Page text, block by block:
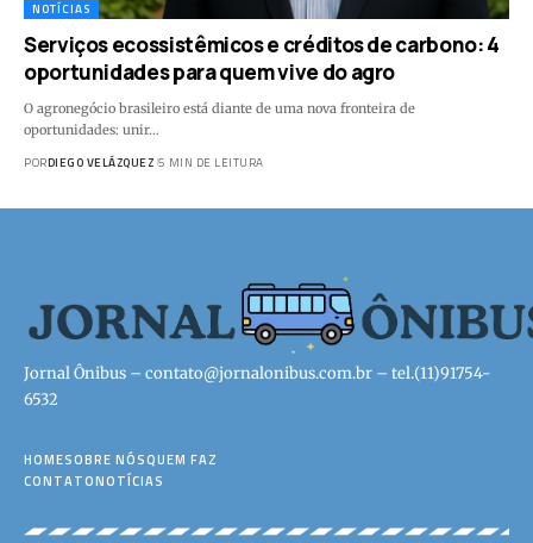
NOTÍCIAS
Serviços ecossistêmicos e créditos de carbono: 4
oportunidades para quem vive do agro
O agronegócio brasileiro está diante de uma nova fronteira de
oportunidades: unir…
PORDIEGO VELÁZQUEZ 5 MIN DE LEITURA
Jornal Ônibus – contato@jornalonibus.com.br – tel.(11)91754-
6532
HOMESOBRE NÓSQUEM FAZ
CONTATONOTÍCIAS